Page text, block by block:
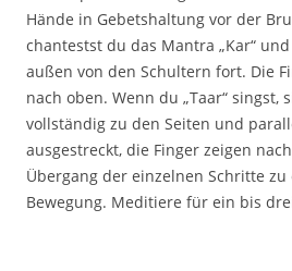
Hände in Gebetshaltung vor der
chantestst du das Mantra „Kar“
außen von den Schultern fort. Die
nach oben. Wenn du „Taar“ singst,
vollständig zu den Seiten und
ausgestreckt, die Finger zeigen
Übergang der einzelnen Schritte
Bewegung. Meditiere für ein bis